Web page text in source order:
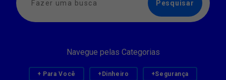
Navegue pelas Categorias
+ Para Você +Dinheiro +Segurança